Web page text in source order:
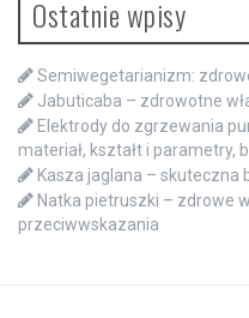
Ostatnie wpisy
Semiwegetarianizm:
Jabuticaba – zdrowotne
Elektrody do zgrzewania
materiał, kształt i parametry,
Kasza jaglana – skuteczna
Natka pietruszki – zdrowe
przeciwwskazania